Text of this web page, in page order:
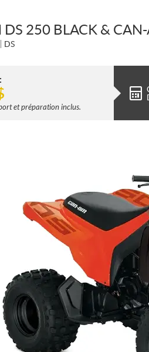
DS 250 BLACK &
DS
et préparation inclus.